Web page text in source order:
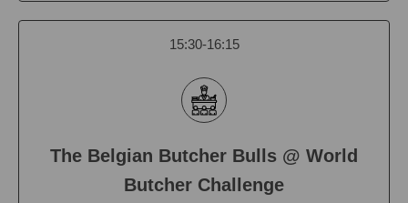
15:30-16:15
The Belgian Butcher Bulls @ World
Butcher Challenge